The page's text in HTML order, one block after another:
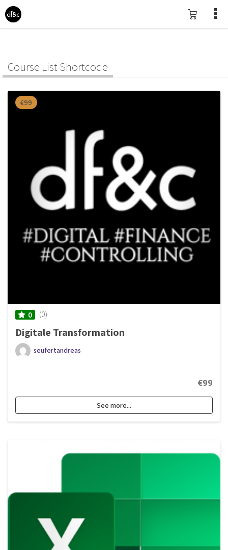
Course List Shortcode
€99
0 (0)
Digitale Transformation
seufertandreas
€99
See more...